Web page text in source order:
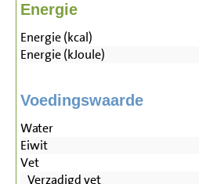
Energie
Energie (kcal)
Energie (kJoule)
Voedingswaarde
Water
Eiwit
Vet
Verzadigd vet